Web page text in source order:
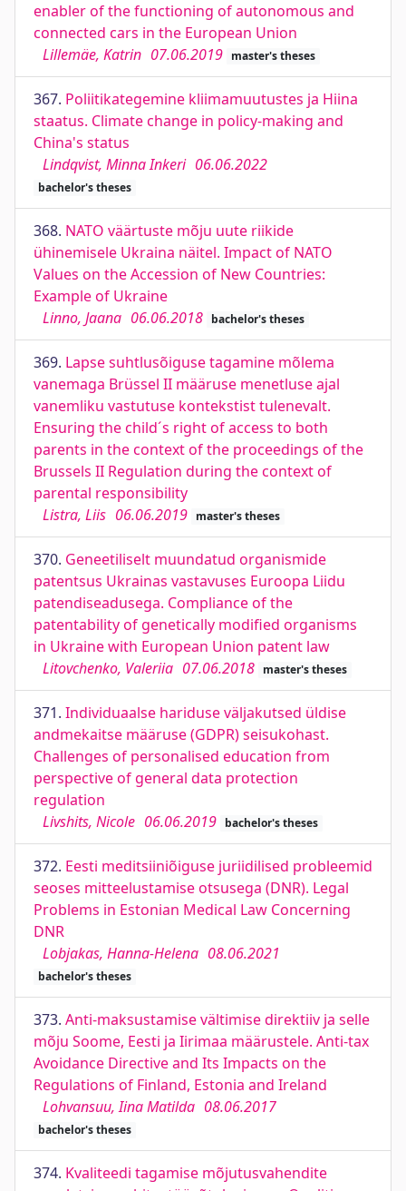
enabler of the functioning of autonomous and
connected cars in the European Union
Lillemäe, Katrin 07.06.2019 master's theses
367. Poliitikategemine kliimamuutustes ja Hiina
staatus. Climate change in policy-making and
China's status
Lindqvist, Minna Inkeri 06.06.2022
bachelor's theses
368. NATO väärtuste mõju uute riikide
ühinemisele Ukraina näitel. Impact of NATO
Values on the Accession of New Countries:
Example of Ukraine
Linno, Jaana 06.06.2018 bachelor's theses
369. Lapse suhtlusõiguse tagamine mõlema
vanemaga Brüssel II määruse menetluse ajal
vanemliku vastutuse kontekstist tulenevalt.
Ensuring the child´s right of access to both
parents in the context of the proceedings of the
Brussels II Regulation during the context of
parental responsibility
Listra, Liis 06.06.2019 master's theses
370. Geneetiliselt muundatud organismide
patentsus Ukrainas vastavuses Euroopa Liidu
patendiseadusega. Compliance of the
patentability of genetically modified organisms
in Ukraine with European Union patent law
Litovchenko, Valeriia 07.06.2018 master's theses
371. Individuaalse hariduse väljakutsed üldise
andmekaitse määruse (GDPR) seisukohast.
Challenges of personalised education from
perspective of general data protection
regulation
Livshits, Nicole 06.06.2019 bachelor's theses
372. Eesti meditsiiniõiguse juriidilised probleemid
seoses mitteelustamise otsusega (DNR). Legal
Problems in Estonian Medical Law Concerning
DNR
Lobjakas, Hanna-Helena 08.06.2021
bachelor's theses
373. Anti-maksustamise vältimise direktiiv ja selle
mõju Soome, Eesti ja Iirimaa määrustele. Anti-tax
Avoidance Directive and Its Impacts on the
Regulations of Finland, Estonia and Ireland
Lohvansuu, Iina Matilda 08.06.2017
bachelor's theses
374. Kvaliteedi tagamise mõjutusvahendite